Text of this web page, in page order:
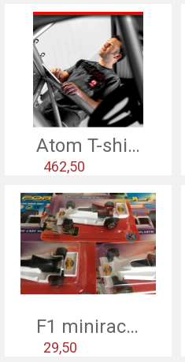
Atom T-shirt - grey
462,50
F1 miniracing
29,50